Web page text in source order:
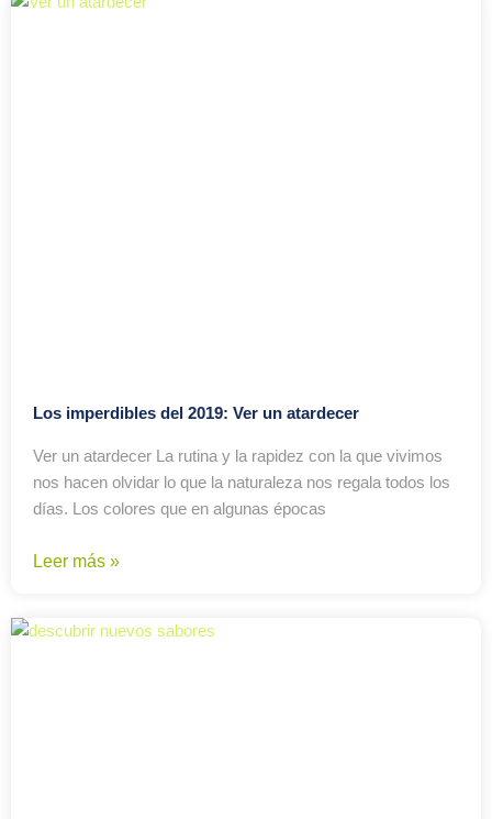
Los imperdibles del 2019: Ver un atardecer
Ver un atardecer La rutina y la rapidez con la que vivimos
nos hacen olvidar lo que la naturaleza nos regala todos los
días. Los colores que en algunas épocas
Leer más »